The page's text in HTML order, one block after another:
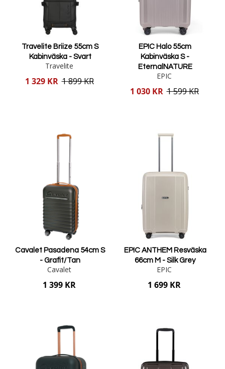
Travelite Briize 55cm S
Kabinväska - Svart
Travelite
Reducerat
1 329 KR 1 899 KR
EPIC Halo 55cm
Kabinväska S -
EternalNATURE
EPIC
Reducerat
1 030 KR 1 599 KR
Cavalet Pasadena 54cm S
- Grafit/Tan
Cavalet
1 399 KR
EPIC ANTHEM Resväska
66cm M - Silk Grey
EPIC
1 699 KR